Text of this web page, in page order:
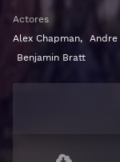
Ver Demolition
Actores
Alex Chapman, Andre
Benjamin Bratt